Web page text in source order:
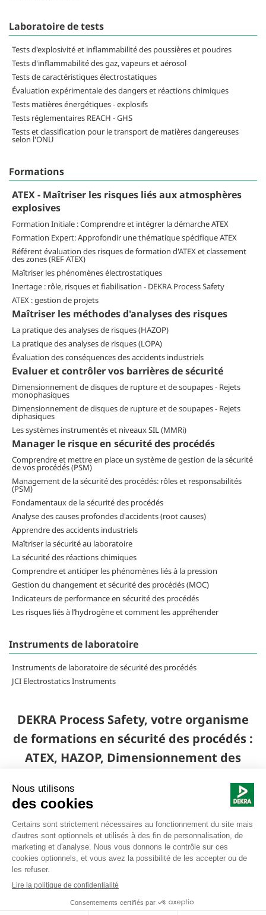
Laboratoire de tests
Tests d'explosivité et inflammabilité des poussières et poudres
Tests d'inflammabilité des gaz, vapeurs et aérosol
Tests de caractéristiques électrostatiques
Évaluation expérimentale des dangers et réactions chimiques
Tests matières énergétiques - explosifs
Tests réglementaires REACH - GHS
Tests et classification pour le transport de matières dangereuses
selon l'ONU
Formations
ATEX - Maîtriser les risques liés aux atmosphères
explosives
Formation Initiale : Comprendre et intégrer la démarche ATEX
Formation Expert: Approfondir une thématique spécifique ATEX
Référent évaluation des risques de formation d'ATEX et classement
des zones (REF ATEX)
Maîtriser les phénomènes électrostatiques
Inertage : rôle, risques et fiabilisation - DEKRA Process Safety
ATEX : gestion de projets
Maîtriser les méthodes d'analyses des risques
La pratique des analyses de risques (HAZOP)
La pratique des analyses de risques (LOPA)
Évaluation des conséquences des accidents industriels
Evaluer et contrôler vos barrières de sécurité
Dimensionnement de disques de rupture et de soupapes - Rejets
monophasiques
Dimensionnement de disques de rupture et de soupapes - Rejets
diphasiques
Les systèmes instrumentés et niveaux SIL (MMRi)
Manager le risque en sécurité des procédés
Comprendre et mettre en place un système de gestion de la sécurité
de vos procédés (PSM)
Management de la sécurité des procédés: rôles et responsabilités
(PSM)
Fondamentaux de la sécurité des procédés
Analyse des causes profondes d'accidents (root causes)
Apprendre des accidents industriels
Maîtriser la sécurité au laboratoire
La sécurité des réactions chimiques
Comprendre et anticiper les phénomènes liés à la pression
Gestion du changement et sécurité des procédés (MOC)
Indicateurs de performance en sécurité des procédés
Les risques liés à l’hydrogène et comment les appréhender
Instruments de laboratoire
Instruments de laboratoire de sécurité des procédés
JCI Electrostatics Instruments
DEKRA Process Safety, votre organisme
de formations en sécurité des procédés :
ATEX, HAZOP, Dimensionnement des
Risques électrostatiques ...
Nous suivre |
Mentions légales